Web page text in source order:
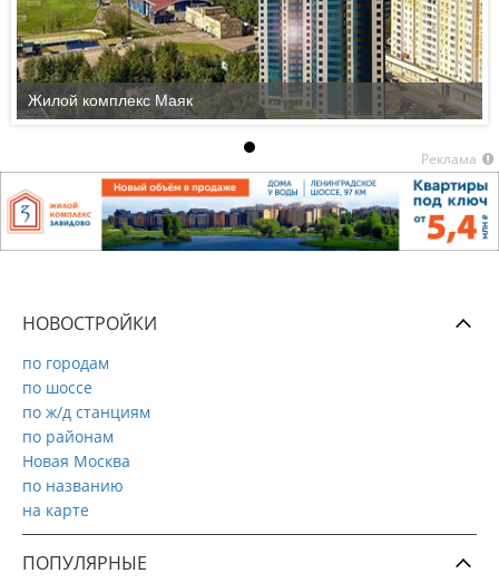
Жилой комплекс Маяк
Реклама
НОВОСТРОЙКИ
по городам
по шоссе
по ж/д станциям
по районам
Новая Москва
по названию
на карте
ПОПУЛЯРНЫЕ